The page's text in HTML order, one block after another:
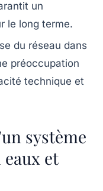
un
le long terme.
du réseau dans
préoccupation
technique et
système
eaux et